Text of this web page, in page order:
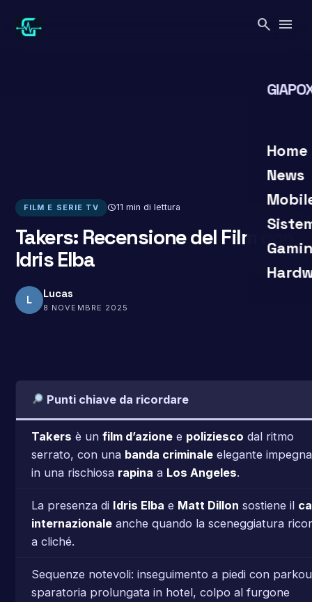
contenuto
search menu
Home
News
close
FILM E SERIE TV schedule11 min di lettura
Takers: Recensione del Film con
Idris Elba
L Lucas
8 NOVEMBRE 2025
Punti chiave da ricordare
Takers è un film d’azionee poliziesco dal ritmo
serrato, con una banda criminaleelegante
in una rischiosa rapina a Los Angeles.
La presenza di Idris Elba e Matt Dillon sostiene il
internazionaleanche quando la sceneggiatura
a cliché.
Sequenze notevoli: inseguimento a piedi con
sparatoria prolungata in hotel, colpo al furgone